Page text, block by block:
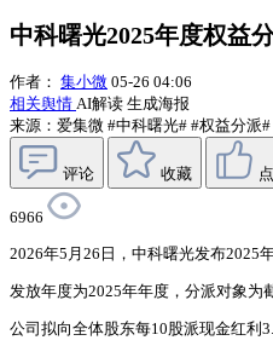
中科曙光2025年度权益
作者： 集小微 05-26 04:06
相关舆情 AI解读 生成海报
来源：爱集微 #中科曙光# #权益分派#
评论 收藏
6966
2026年5月26日，中科曙光发布2025
发放年度为2025年年度，分派对象为
公司拟向全体股东每10股派现金红利